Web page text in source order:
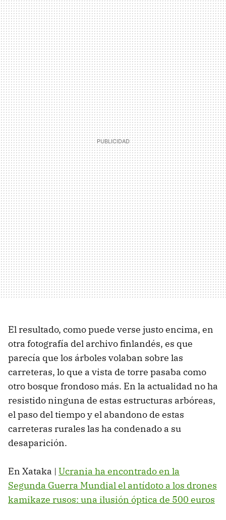
El resultado, como puede verse justo encima, en
otra fotografía del archivo finlandés, es que
parecía que los árboles volaban sobre las
carreteras, lo que a vista de torre pasaba como
otro bosque frondoso más. En la actualidad no ha
resistido ninguna de estas estructuras arbóreas,
el paso del tiempo y el abandono de estas
carreteras rurales las ha condenado a su
desaparición.
En Xataka | Ucrania ha encontrado en la
Segunda Guerra Mundial el antídoto a los drones
kamikaze rusos: una ilusión óptica de 500 euros